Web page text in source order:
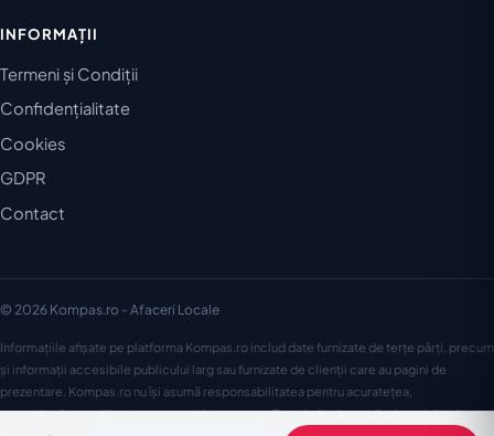
INFORMAȚII
Termeni și Condiții
Confidențialitate
Cookies
GDPR
Contact
© 2026 Kompas.ro - Afaceri Locale
Informațiile afișate pe platforma Kompas.ro includ date furnizate de terțe părți, precum
și informații accesibile publicului larg sau furnizate de clienții care au pagini de
prezentare. Kompas.ro nu își asumă responsabilitatea pentru acuratețea,
corectitudinea, utilitatea sau precizia acestora. Brandurile, logourile, imaginile și